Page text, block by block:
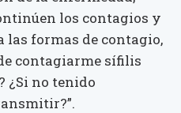
los contagios y
las formas de contagio,
contagiarme sífilis
¿Si no tenido